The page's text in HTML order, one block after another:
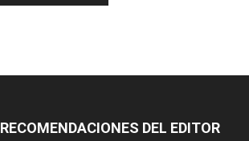
RECOMENDACIONES DEL EDITOR